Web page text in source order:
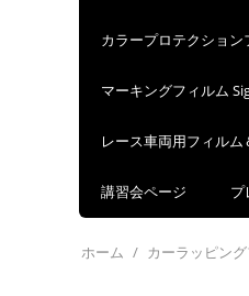
カラープロテクショ
マーキングフィルム
レース車両用フィル
講習会ページ プ
ホーム / カーラッピン